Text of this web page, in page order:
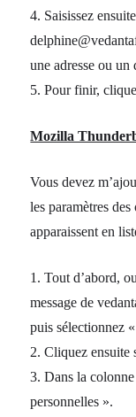
4. Saisissez
une adresse ou un
5. Pour finir,
Mozilla
Vous devez
les paramètres
apparaissent en
1. Tout d’abord,
message de
puis sélectionnez
2. Cliquez ensuite
3. Dans la
personnelles ».